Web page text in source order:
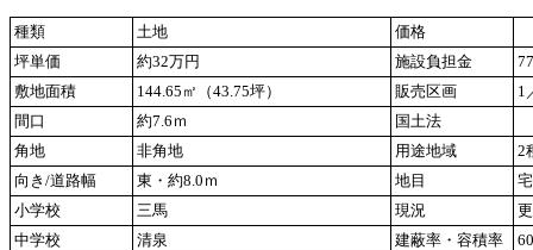
種類 土地
価格
坪単価
約32万円 施設負担金
敷地面積
144.65㎡（43.75坪） 販売区画
1
間口
約7.6ｍ
国土法
角地
非角地 用途地域
2
向き/道路幅
東・約8.0ｍ 地目
小学校
三馬 現況
中学校
清泉 建蔽率・容積率